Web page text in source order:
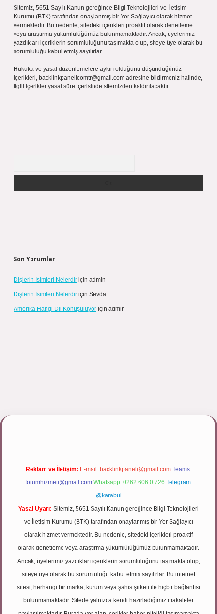
Sitemiz, 5651 Sayılı Kanun gereğince Bilgi Teknolojileri ve İletişim
Kurumu (BTK) tarafından onaylanmış bir Yer Sağlayıcı olarak hizmet
vermektedir. Bu nedenle, sitedeki içerikleri proaktif olarak denetleme
veya araştırma yükümlülüğümüz bulunmamaktadır. Ancak, üyelerimiz
yazdıkları içeriklerin sorumluluğunu taşımakta olup, siteye üye olarak bu
sorumluluğu kabul etmiş sayılırlar.
Hukuka ve yasal düzenlemelere aykırı olduğunu düşündüğünüz
içerikleri, backlinkpanelicomtr@gmail.com adresine bildirmeniz halinde,
ilgili içerikler yasal süre içerisinde sitemizden kaldırılacaktır.
Son Yorumlar
Dişlerin Isimleri Nelerdir için admin
Dişlerin Isimleri Nelerdir için Sevda
Amerika Hangi Dil Konuşuluyor için admin
Reklam ve İletişim: E-mail: backlinkpaneli@gmail.com Teams:
forumhizmeti@gmail.com Whatsapp: 0262 606 0 726 Telegram:
@karabul
Yasal Uyarı: Sitemiz, 5651 Sayılı Kanun gereğince Bilgi Teknolojileri
ve İletişim Kurumu (BTK) tarafından onaylanmış bir Yer Sağlayıcı
olarak hizmet vermektedir. Bu nedenle, sitedeki içerikleri proaktif
olarak denetleme veya araştırma yükümlülüğümüz bulunmamaktadır.
Ancak, üyelerimiz yazdıkları içeriklerin sorumluluğunu taşımakta olup,
siteye üye olarak bu sorumluluğu kabul etmiş sayılırlar. Bu internet
sitesi, herhangi bir marka, kurum veya şahıs şirketi ile hiçbir bağlantısı
bulunmamaktadır. Sitede yalnızca kendi hazırladığımız makaleler